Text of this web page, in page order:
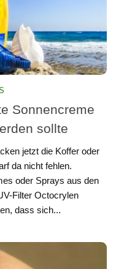
Sonnencreme
sollte
jetzt die Koffer oder
da nicht fehlen.
oder Sprays aus den
Filter Octocrylen
dass sich...